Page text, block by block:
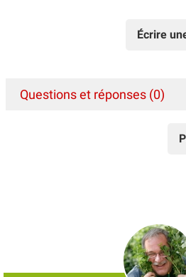
Écrire
Questions et réponses (0)